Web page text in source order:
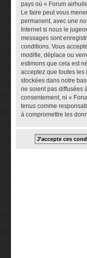
pays où « Forum
Le faire peut vous
permanent, avec une
Internet si nous le
messages sont
conditions. Vous
modifie, déplace ou
estimons que cela est
acceptez que toutes
stockées dans notre
ne soient pas diffusées
consentement, ni «
tenus comme
à compromettre les